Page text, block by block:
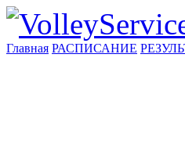
Главная РАСПИСАНИЕ